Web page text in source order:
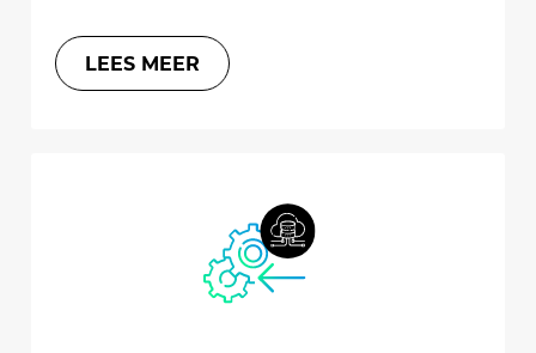
LEES MEER